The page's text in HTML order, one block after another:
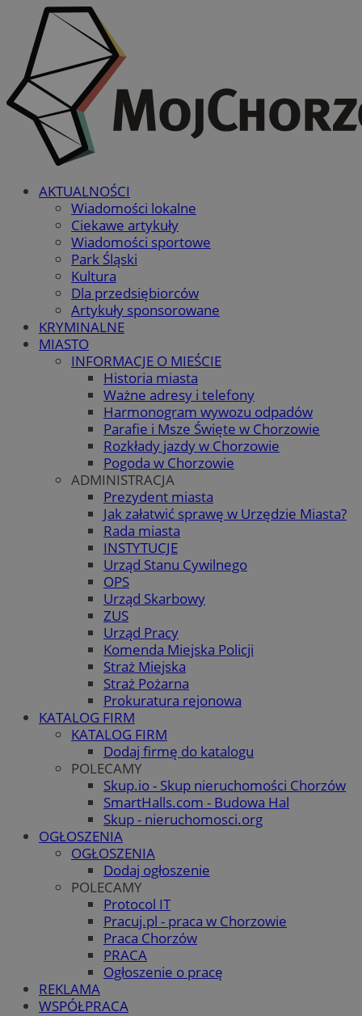
AKTUALNOŚCI
Wiadomości lokalne
Ciekawe artykuły
Wiadomości sportowe
Park Śląski
Kultura
Dla przedsiębiorców
Artykuły sponsorowane
KRYMINALNE
MIASTO
INFORMACJE O MIEŚCIE
Historia miasta
Ważne adresy i telefony
Harmonogram wywozu odpadów
Parafie i Msze Święte w Chorzowie
Rozkłady jazdy w Chorzowie
Pogoda w Chorzowie
ADMINISTRACJA
Prezydent miasta
Jak załatwić sprawę w Urzędzie Miasta?
Rada miasta
INSTYTUCJE
Urząd Stanu Cywilnego
OPS
Urząd Skarbowy
ZUS
Urząd Pracy
Komenda Miejska Policji
Straż Miejska
Straż Pożarna
Prokuratura rejonowa
KATALOG FIRM
KATALOG FIRM
Dodaj firmę do katalogu
POLECAMY
Skup.io - Skup nieruchomości Chorzów
SmartHalls.com - Budowa Hal
Skup - nieruchomosci.org
OGŁOSZENIA
OGŁOSZENIA
Dodaj ogłoszenie
POLECAMY
Protocol IT
Pracuj.pl - praca w Chorzowie
Praca Chorzów
PRACA
Ogłoszenie o pracę
REKLAMA
WSPÓŁPRACA